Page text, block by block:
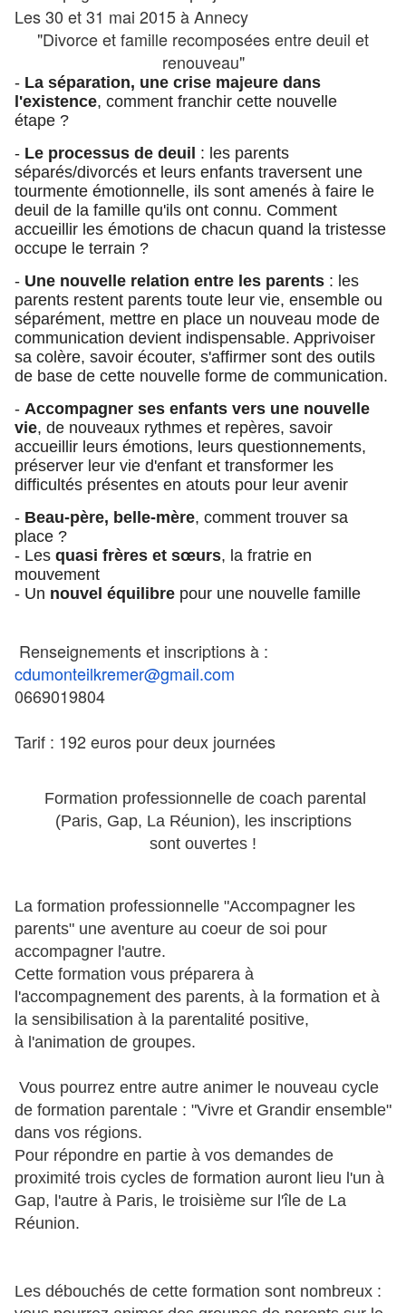
Les 30 et 31 mai 2015 à Annecy
"Divorce et famille recomposées entre deuil et
renouveau"
- La séparation, une crise majeure dans
l'existence, comment franchir cette nouvelle
étape ?
- Le processus de deuil : les parents
séparés/divorcés et leurs enfants traversent une
tourmente émotionnelle, ils sont amenés à faire le
deuil de la famille qu'ils ont connu. Comment
accueillir les émotions de chacun quand la tristesse
occupe le terrain ?
- Une nouvelle relation entre les parents : les
parents restent parents toute leur vie, ensemble ou
séparément, mettre en place un nouveau mode de
communication devient indispensable. Apprivoiser
sa colère, savoir écouter, s'affirmer sont des outils
de base de cette nouvelle forme de communication.
- Accompagner ses enfants vers une nouvelle
vie, de nouveaux rythmes et repères, savoir
accueillir leurs émotions, leurs questionnements,
préserver leur vie d'enfant et transformer les
difficultés présentes en atouts pour leur avenir
- Beau-père, belle-mère, comment trouver sa
place ?
- Les quasi frères et sœurs, la fratrie en
mouvement
- Un nouvel équilibre pour une nouvelle famille
Renseignements et inscriptions à :
cdumonteilkremer@gmail.com
0669019804
Tarif : 192 euros pour deux journées
Formation professionnelle de coach parental
(Paris, Gap, La Réunion), les inscriptions
sont ouvertes !
La formation professionnelle "Accompagner les
parents" une aventure au coeur de soi pour
accompagner l'autre.
Cette formation vous préparera à
l'accompagnement des parents, à la formation et à
la sensibilisation à la parentalité positive,
à l'animation de groupes.
Vous pourrez entre autre animer le nouveau cycle
de formation parentale : "Vivre et Grandir ensemble"
dans vos régions.
Pour répondre en partie à vos demandes de
proximité trois cycles de formation auront lieu l'un à
Gap, l'autre à Paris, le troisième sur l'île de La
Réunion.
Les débouchés de cette formation sont nombreux :